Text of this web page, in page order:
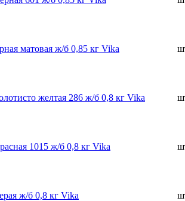
матовая ж/б 0,85 кг Vika
желтая 286 ж/б 0,8 кг Vika
1015 ж/б 0,8 кг Vika
ж/б 0,8 кг Vika